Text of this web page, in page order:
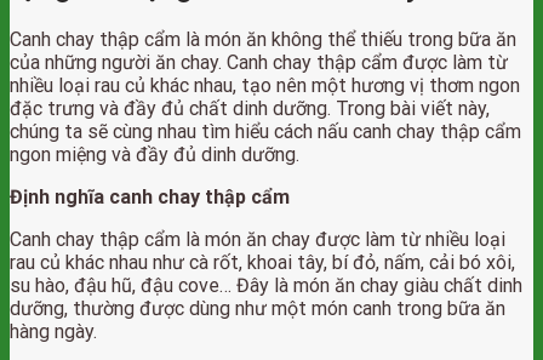
Canh chay thập cẩm là món ăn không thể thiếu trong bữa ăn
của những người ăn chay. Canh chay thập cẩm được làm từ
nhiều loại rau củ khác nhau, tạo nên một hương vị thơm ngon
đặc trưng và đầy đủ chất dinh dưỡng. Trong bài viết này,
chúng ta sẽ cùng nhau tìm hiểu cách nấu canh chay thập cẩm
ngon miệng và đầy đủ dinh dưỡng.
Định nghĩa canh chay thập cẩm
Canh chay thập cẩm là món ăn chay được làm từ nhiều loại
rau củ khác nhau như cà rốt, khoai tây, bí đỏ, nấm, cải bó xôi,
su hào, đậu hũ, đậu cove… Đây là món ăn chay giàu chất dinh
dưỡng, thường được dùng như một món canh trong bữa ăn
hàng ngày.